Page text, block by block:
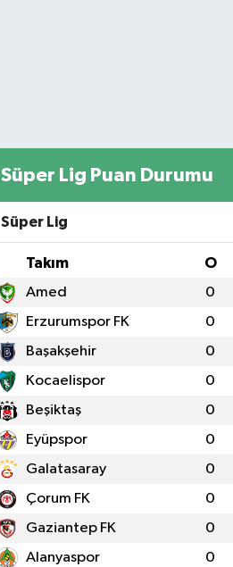
Süper Lig Puan Durumu
Süper Lig
Takım O
Amed 0
Erzurumspor FK 0
Başakşehir 0
Kocaelispor 0
Beşiktaş 0
Eyüpspor 0
Galatasaray 0
Çorum FK 0
Gaziantep FK 0
Alanyaspor 0